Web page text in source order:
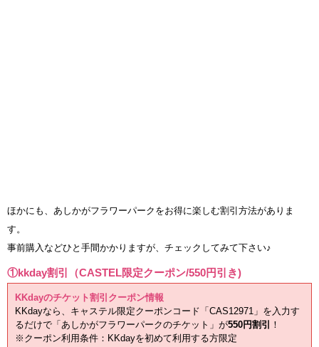
ほかにも、あしかがフラワーパークをお得に楽しむ割引方法がありま
す。
事前購入などひと手間かかりますが、チェックしてみて下さい♪
①kkday割引（CASTEL限定クーポン/550円引き)
KKdayのチケット割引クーポン情報
KKdayなら、キャステル限定クーポンコード「CAS12971」を入力す
るだけで「あしかがフラワーパークのチケット」が550円割引
！
※クーポン利用条件：KKdayを初めて利用する方限定